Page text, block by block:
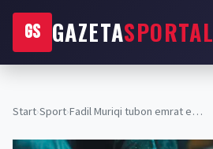
GS GAZETASPORTAL
Start›Sport›Fadil Muriqi tubon emrat e…